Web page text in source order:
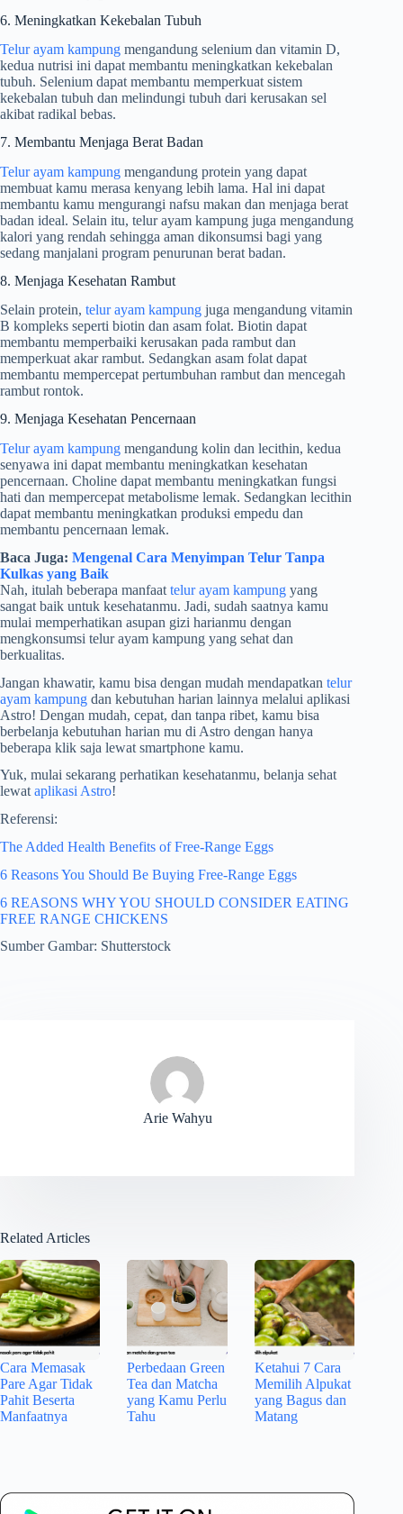
6. Meningkatkan Kekebalan Tubuh
Telur ayam kampung mengandung selenium dan vitamin D,
kedua nutrisi ini dapat membantu meningkatkan kekebalan
tubuh. Selenium dapat membantu memperkuat sistem
kekebalan tubuh dan melindungi tubuh dari kerusakan sel
akibat radikal bebas.
7. Membantu Menjaga Berat Badan
Telur ayam kampung mengandung protein yang dapat
membuat kamu merasa kenyang lebih lama. Hal ini dapat
membantu kamu mengurangi nafsu makan dan menjaga berat
badan ideal. Selain itu, telur ayam kampung juga mengandung
kalori yang rendah sehingga aman dikonsumsi bagi yang
sedang manjalani program penurunan berat badan.
8. Menjaga Kesehatan Rambut
Selain protein, telur ayam kampung juga mengandung vitamin
B kompleks seperti biotin dan asam folat. Biotin dapat
membantu memperbaiki kerusakan pada rambut dan
memperkuat akar rambut. Sedangkan asam folat dapat
membantu mempercepat pertumbuhan rambut dan mencegah
rambut rontok.
9. Menjaga Kesehatan Pencernaan
Telur ayam kampung mengandung kolin dan lecithin, kedua
senyawa ini dapat membantu meningkatkan kesehatan
pencernaan. Choline dapat membantu meningkatkan fungsi
hati dan mempercepat metabolisme lemak. Sedangkan lecithin
dapat membantu meningkatkan produksi empedu dan
membantu pencernaan lemak.
Baca Juga: Mengenal Cara Menyimpan Telur Tanpa
Kulkas yang Baik
Nah, itulah beberapa manfaat telur ayam kampung yang
sangat baik untuk kesehatanmu. Jadi, sudah saatnya kamu
mulai memperhatikan asupan gizi harianmu dengan
mengkonsumsi telur ayam kampung yang sehat dan
berkualitas.
Jangan khawatir, kamu bisa dengan mudah mendapatkan telur
ayam kampung dan kebutuhan harian lainnya melalui aplikasi
Astro! Dengan mudah, cepat, dan tanpa ribet, kamu bisa
berbelanja kebutuhan harian mu di Astro dengan hanya
beberapa klik saja lewat smartphone kamu.
Yuk, mulai sekarang perhatikan kesehatanmu, belanja sehat
lewataplikasi Astro!
Referensi:
The Added Health Benefits of Free-Range Eggs
6 Reasons You Should Be Buying Free-Range Eggs
6 REASONS WHY YOU SHOULD CONSIDER EATING
FREE RANGE CHICKENS
Sumber Gambar: Shutterstock
Arie Wahyu
Related Articles
Cara Memasak
Pare Agar Tidak
Pahit Beserta
Manfaatnya
Perbedaan Green
Tea dan Matcha
yang Kamu Perlu
Tahu
Ketahui 7 Cara
Memilih Alpukat
yang Bagus dan
Matang